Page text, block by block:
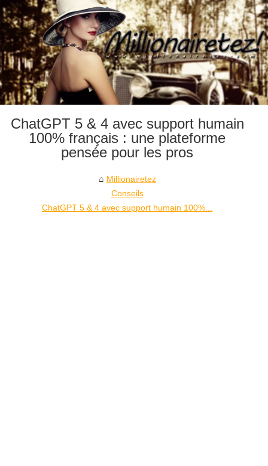
ChatGPT 5 & 4 avec support humain
100% français : une plateforme
pensée pour les pros
Millionairetez
Conseils
ChatGPT 5 & 4 avec support humain 100%...